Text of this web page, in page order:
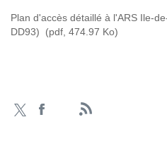
Plan d'accès détaillé à l'ARS Ile-
DD93)
(pdf, 474.97 Ko)